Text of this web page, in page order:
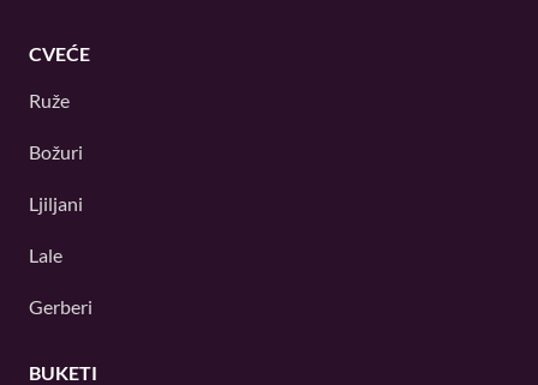
CVEĆE
Ruže
Božuri
Ljiljani
Lale
Gerberi
BUKETI